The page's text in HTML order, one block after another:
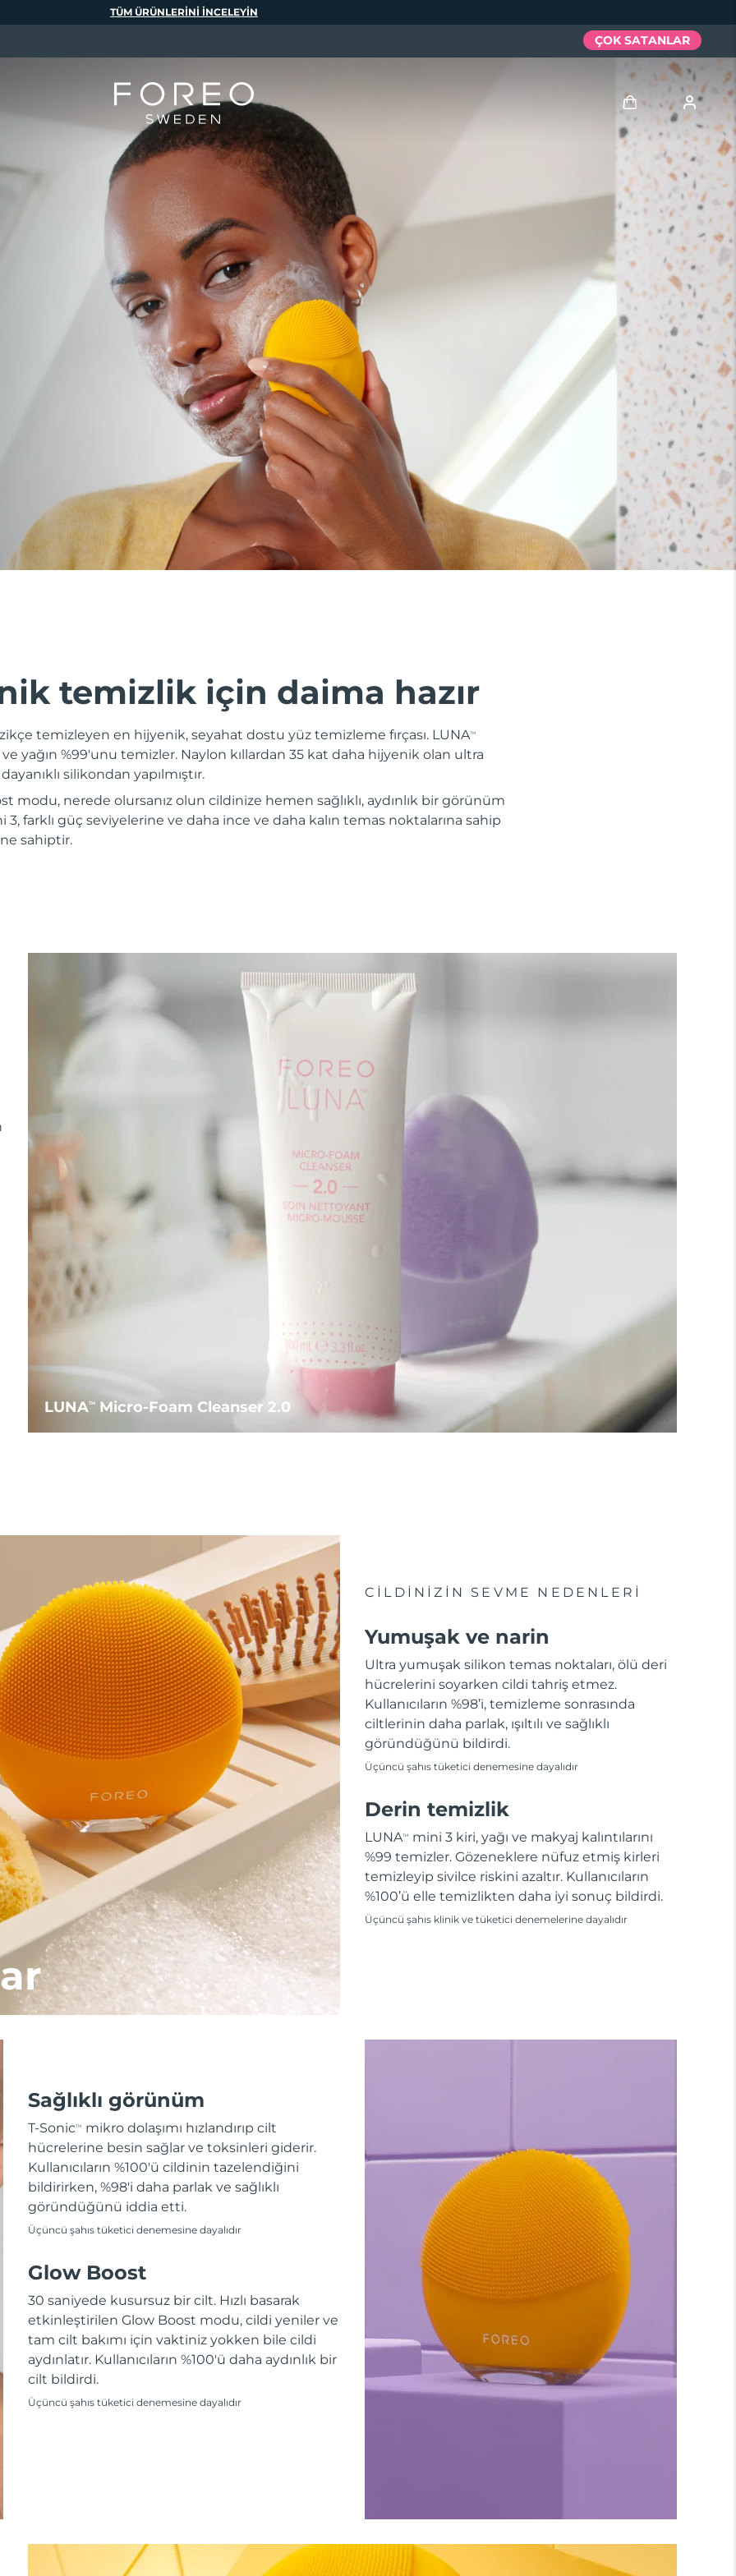
temizlik için daima hazır
temizleyen en hijyenik, seyahat dostu yüz temizleme fırçası. LUNATM
yağın %99'unu temizler. Naylon kıllardan 35 kat daha hijyenik olan ultra
silikondan yapılmıştır.
modu, nerede olursanız olun cildinize hemen sağlıklı, aydınlık bir görünüm
3, farklı güç seviyelerine ve daha ince ve daha kalın temas noktalarına sahip
sahiptir.
LUNATMMicro-Foam Cleanser 2.0
CİLDİNİZİN SEVME NEDENLERİ
Yumuşak ve narin
Ultra yumuşak silikon temas noktaları, ölü deri
hücrelerini soyarken cildi tahriş etmez.
Kullanıcıların %98’i, temizleme sonrasında
ciltlerinin daha parlak, ışıltılı ve sağlıklı
göründüğünü bildirdi.
Üçüncü şahıs tüketici denemesine dayalıdır
Derin temizlik
LUNATM
mini 3 kiri, yağı ve makyaj kalıntılarını
%99 temizler. Gözeneklere nüfuz etmiş kirleri
temizleyip sivilce riskini azaltır. Kullanıcıların
%100’ü elle temizlikten daha iyi sonuç bildirdi.
Üçüncü şahıs klinik ve tüketici denemelerine dayalıdır
Sağlıklı görünüm
T-SonicTM
mikro dolaşımı hızlandırıp cilt
hücrelerine besin sağlar ve toksinleri giderir.
Kullanıcıların %100'ü cildinin tazelendiğini
bildirirken, %98'i daha parlak ve sağlıklı
göründüğünü iddia etti.
Üçüncü şahıs tüketici denemesine dayalıdır
Glow Boost
30 saniyede kusursuz bir cilt. Hızlı basarak
etkinleştirilen Glow Boost modu, cildi yeniler ve
tam cilt bakımı için vaktiniz yokken bile cildi
aydınlatır. Kullanıcıların %100'ü daha aydınlık bir
cilt bildirdi.
Üçüncü şahıs tüketici denemesine dayalıdır
TÜM ÜRÜNLERINI INCELEYIN
ÇOK SATANLAR
Giriş
Kullanici profi̇li̇
Cihazlarım
Siparişlerim
Adresim
Aboneliklerim